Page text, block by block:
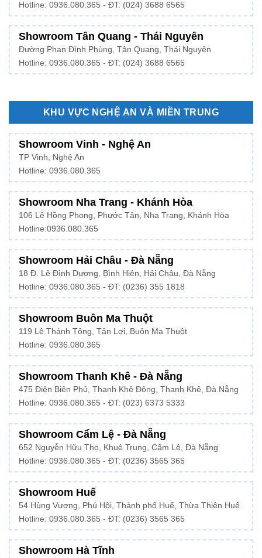
Hotline: 0936.080.365 - ĐT: (024) 3688 6565
Showroom Tân Quang - Thái Nguyên
Đường Phan Đình Phùng, Tân Quang, Thái Nguyên
Hotline: 0936.080.365 - ĐT: (024) 3688 6565
KHU VỰC NGHỆ AN VÀ MIỀN TRUNG
Showroom Vinh - Nghệ An
TP Vinh, Nghệ An
Hotline: 0936.080.365
Showroom Nha Trang - Khánh Hòa
106 Lê Hồng Phong, Phước Tân, Nha Trang, Khánh Hòa
Hotline:0936.080.365
Showroom Hải Châu - Đà Nẵng
18 Đ. Lê Đình Dương, Bình Hiên, Hải Châu, Đà Nẵng
Hotline: 0936.080.365 - ĐT: (0236) 355 1818
Showroom Buôn Ma Thuột
119 Lê Thánh Tông, Tân Lợi, Buôn Ma Thuột
Hotline: 0936.080.365
Showroom Thanh Khê - Đà Nẵng
475 Điện Biên Phủ, Thanh Khê Đông, Thanh Khê, Đà Nẵng
Hotline: 0936.080.365 - ĐT: (023) 6373 5333
Showroom Cẩm Lệ - Đà Nẵng
652 Nguyễn Hữu Thọ, Khuê Trung, Cẩm Lệ, Đà Nẵng
Hotline: 0936.080.365 - ĐT: (0236) 3565 365
Showroom Huế
54 Hùng Vương, Phú Hội, Thành phố Huế, Thừa Thiên Huế
Hotline: 0936.080.365 - ĐT: (0236) 3565 365
Showroom Hà Tĩnh